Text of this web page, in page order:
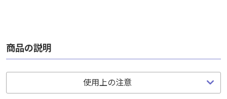
商品の説明
使用上の注意
商品の説明
使用上の注意